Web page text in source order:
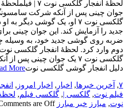
جوان چینی پس از آنکه شرکت
گلکسی نوت ۷ او، یک گوشی
جدید را آزمایش کند. این جوان چینی
ضربه روی گوشی جدید خود، به
گلکسی نوت ۷ یک جوان چینی
دلیل انفجار گوشی گلکسی نوتMore
۷, آخرین خبرها, اخبار , اخبار امروز ,
فیلم نوت, گلکسی |, گلکسی فیلم,
نوت, مبارز خبر مبارز are Off